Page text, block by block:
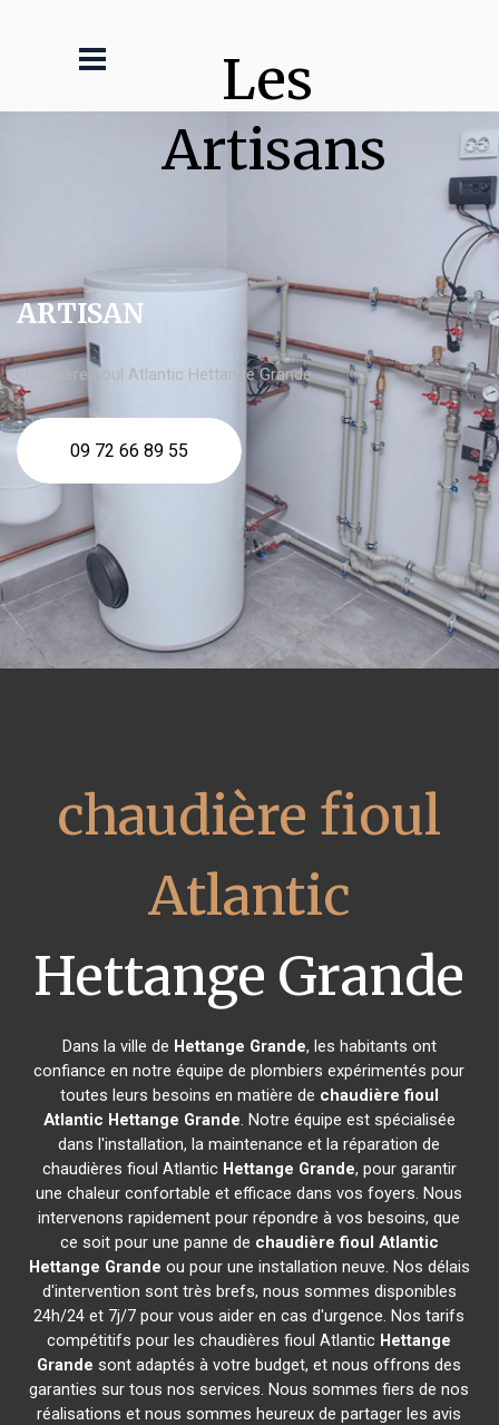
Les
Artisans
ARTISAN
chaudière fioul Atlantic Hettange Grande
09 72 66 89 55
chaudière fioul
Atlantic
Hettange Grande
Dans la ville de Hettange Grande, les habitants ont
confiance en notre équipe de plombiers expérimentés pour
toutes leurs besoins en matière de chaudière fioul
Atlantic Hettange Grande. Notre équipe est spécialisée
dans l'installation, la maintenance et la réparation de
chaudières fioul Atlantic Hettange Grande, pour garantir
une chaleur confortable et efficace dans vos foyers. Nous
intervenons rapidement pour répondre à vos besoins, que
ce soit pour une panne de chaudière fioul Atlantic
Hettange Grande ou pour une installation neuve. Nos délais
d'intervention sont très brefs, nous sommes disponibles
24h/24 et 7j/7 pour vous aider en cas d'urgence. Nos tarifs
compétitifs pour les chaudières fioul Atlantic Hettange
Grande sont adaptés à votre budget, et nous offrons des
garanties sur tous nos services. Nous sommes fiers de nos
réalisations et nous sommes heureux de partager les avis